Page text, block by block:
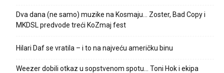
Dva dana (ne samo) muzike na Kosmaju… Zoster, Bad Copy i
MKDSL predvode treći KoZmaj fest
Hilari Daf se vratila – i to na najveću američku binu
Weezer dobili otkaz u sopstvenom spotu… Toni Hok i ekipa